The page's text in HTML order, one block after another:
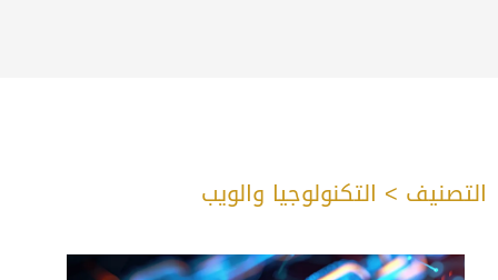
التصنيف > التكنولوجيا والويب
Page
Page
Page
Page
Page
Page